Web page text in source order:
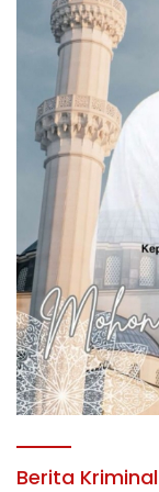
Berita Kriminal